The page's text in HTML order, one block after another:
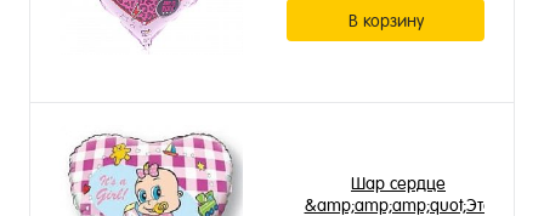
В корзину
Шар сердце
&amp;amp;amp;quot;Это